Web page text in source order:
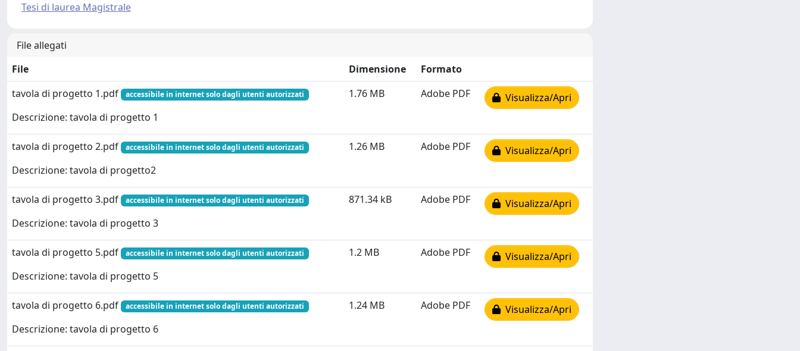
Tesi di laurea Magistrale
File allegati
File
Dimensione
Formato
tavola di progetto 1.pdf
accessibile in internet solo dagli utenti autorizzati
Descrizione: tavola di progetto 1
1.76 MB Adobe PDF Visualizza/Apri
tavola di progetto 2.pdf accessibile in internet solo dagli utenti autorizzati
Descrizione: tavola di progetto2
1.26 MB Adobe PDF Visualizza/Apri
tavola di progetto 3.pdf accessibile in internet solo dagli utenti autorizzati
Descrizione: tavola di progetto 3
871.34 kB Adobe PDF Visualizza/Apri
tavola di progetto 5.pdf accessibile in internet solo dagli utenti autorizzati
Descrizione: tavola di progetto 5
1.2 MB Adobe PDF Visualizza/Apri
tavola di progetto 6.pdf accessibile in internet solo dagli utenti autorizzati
Descrizione: tavola di progetto 6
1.24 MB Adobe PDF Visualizza/Apri